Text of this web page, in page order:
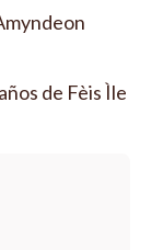
de Fèis Ìle